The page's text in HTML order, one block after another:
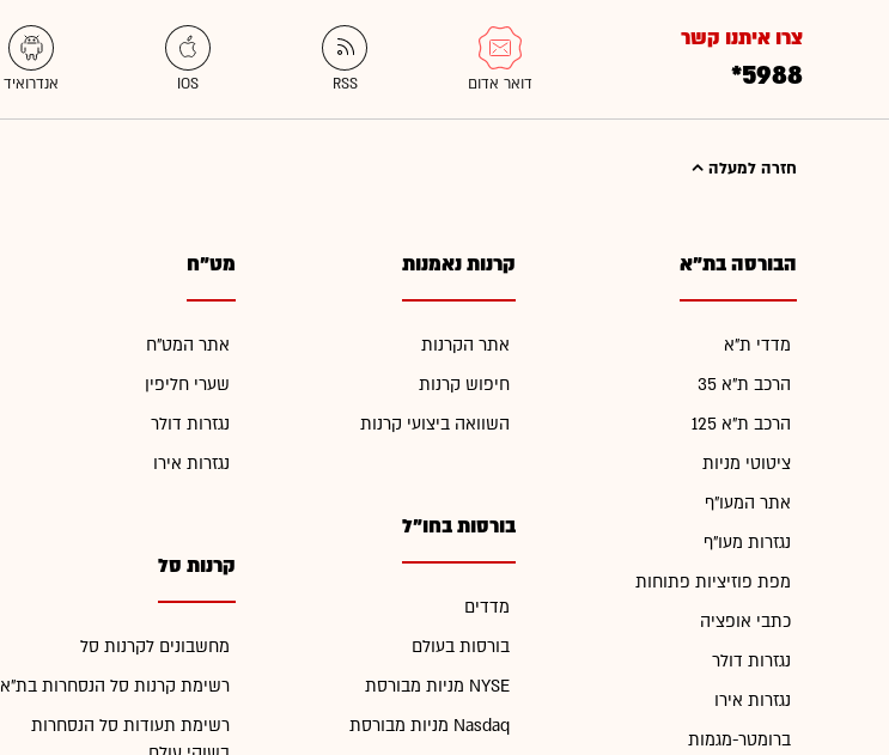
צרו איתנו קשר
*5988
חזרה למעלה
הבורסה בת"א
מדדי ת"א
הרכב ת"א 35
הרכב ת"א 125
ציטוטי מניות
אתר המעו"ף
נגזרות מעו"ף
מפת פוזיציות פתוחות
כתבי אופציה
נגזרות דולר
נגזרות אירו
ברומטר-מגמות
קרנות נאמנות
אתר הקרנות
חיפוש קרנות
השוואה ביצועי קרנות
בורסות בחו"ל
מדדים
בורסות בעולם
מניות מבורסת NYSE
מניות מבורסת Nasdaq
מט"ח
אתר המט"ח
שערי חליפין
נגזרות דולר
נגזרות אירו
קרנות סל
מחשבונים לקרנות סל
רשימת קרנות סל הנסחרות בת"א
רשימת תעודות סל הנסחרות